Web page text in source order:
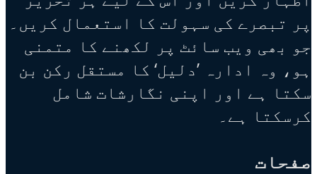
پر تبصرے کی سہولت کا استعمال کریں۔
جو بھی ویب سائٹ پر لکھنے کا متمنی
ہو، وہ ادارہ ’دلیل‘ کا مستقل رکن بن
سکتا ہے اور اپنی نگارشات شامل
کرسکتا ہے۔
صفحات